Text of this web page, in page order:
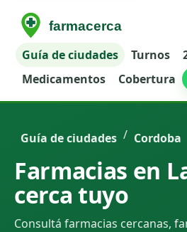
Guía de ciudades Turnos
Medicamentos
Cobertura
Guía de ciudades / Cordoba
Farmacias en
cerca tuyo
Consultá farmacias cercanas,